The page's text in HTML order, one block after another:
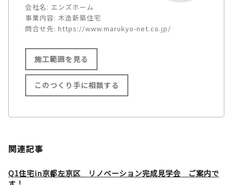
会社名: エンズホーム
事業内容: 木造新築住宅
問合せ先: https://www.marukyo-net.co.jp/
施工範囲を見る
施工範囲
山市/一宮市/稲沢市/あま市/津
このつくり手に相談する
関連記事
Q1住宅in京都左京区 リノベーション完成見学会 ご案内で